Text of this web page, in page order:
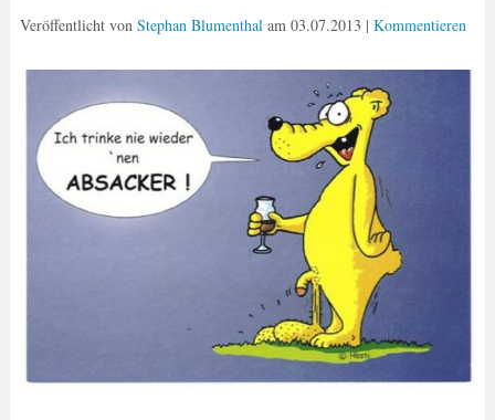
Veröffentlicht von Stephan Blumenthalam 03.07.2013 | Kommentieren